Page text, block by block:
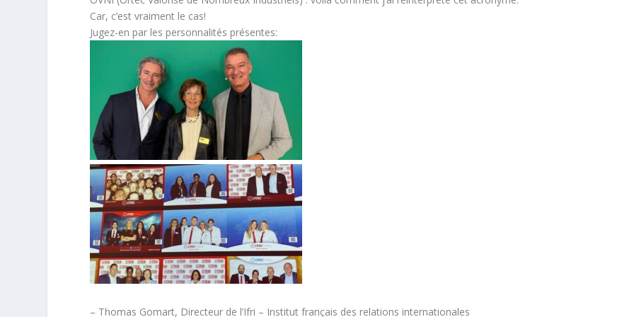
Car, c’est vraiment le cas!
Jugez-en par les personnalités présentes:
– Thomas Gomart, Directeur de l’Ifri – Institut français des relations internationales